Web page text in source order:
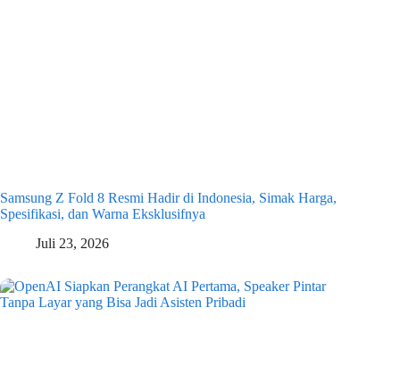
Samsung Z Fold 8 Resmi Hadir di Indonesia, Simak Harga,
Spesifikasi, dan Warna Eksklusifnya
Juli 23, 2026